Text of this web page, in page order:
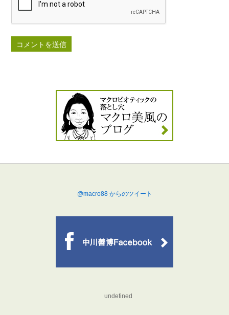
@macro88 からのツイート
undefined